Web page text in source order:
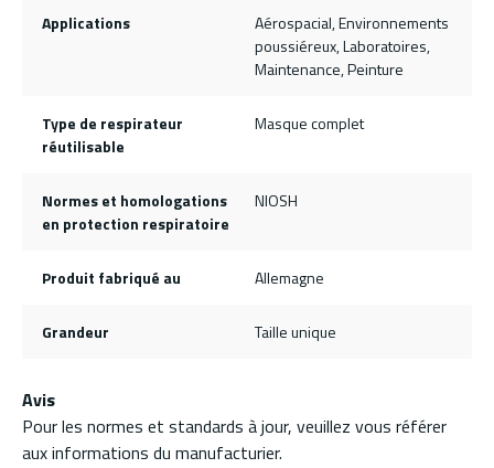
Applications
Aérospacial, Environnements
poussiéreux, Laboratoires,
Maintenance, Peinture
Type de respirateur
réutilisable
Masque complet
Normes et homologations
en protection respiratoire
NIOSH
Produit fabriqué au Allemagne
Grandeur Taille unique
Avis
Pour les normes et standards à jour, veuillez vous référer
aux informations du manufacturier.